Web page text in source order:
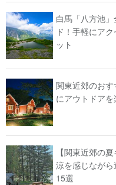
白馬「八方池
ド！手軽にア
ット
関東近郊のお
にアウトドア
【関東近郊の
涼を感じなが
15選